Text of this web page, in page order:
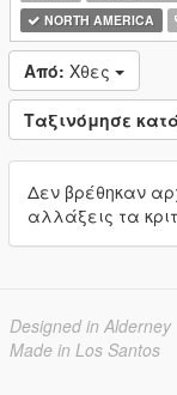
NORTH AMERICA
Από: Χθες
Ταξινόμησε
Δεν βρέθηκαν
αλλάξεις τα
Designed in Alderney
Made in Los Santos